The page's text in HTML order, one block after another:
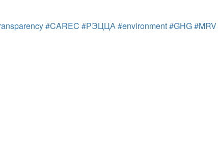
#CAREC #РЭЦЦА#environment#GHG#MRV